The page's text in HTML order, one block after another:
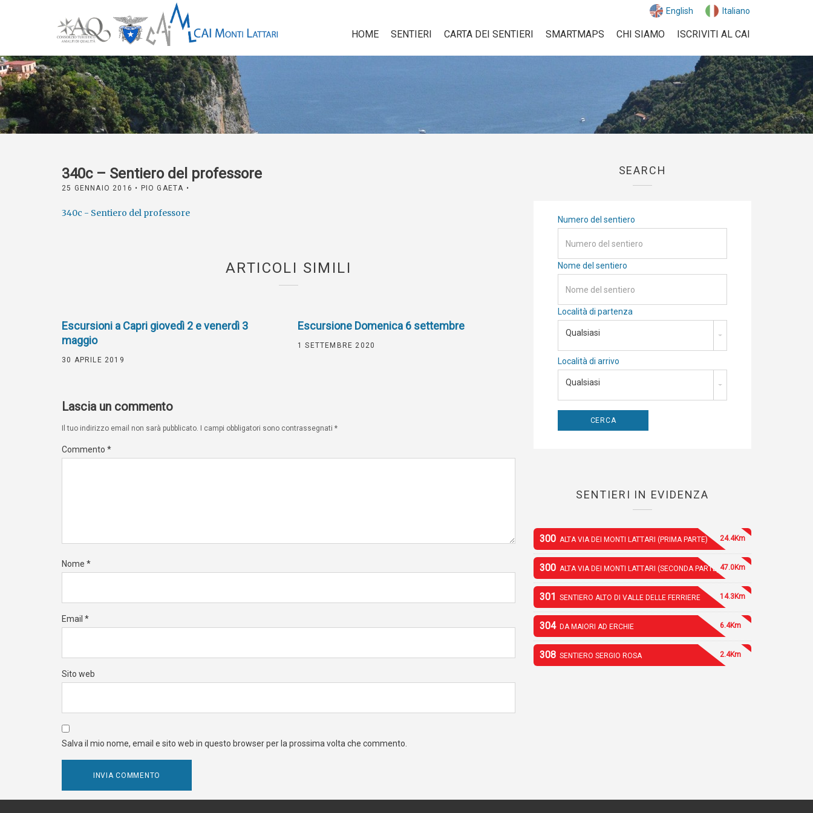
English Italiano
HOME SENTIERI CARTA DEI SENTIERI SMARTMAPS CHI SIAMO ISCRIVITI AL CAI
340c – Sentiero del professore
25 GENNAIO 2016 • PIO GAETA •
340c - Sentiero del professore
ARTICOLI SIMILI
Escursioni a Capri giovedì 2 e venerdì 3
maggio
30 APRILE 2019
Escursione Domenica 6 settembre
1 SETTEMBRE 2020
Lascia un commento
Il tuo indirizzo email non sarà pubblicato. I campi obbligatori sono contrassegnati *
Commento *
Nome *
Email *
Sito web
Salva il mio nome, email e sito web in questo browser per la prossima volta che commento.
SEARCH
Numero del sentiero
Nome del sentiero
Località di partenza
Qualsiasi
Località di arrivo
Qualsiasi
SENTIERI IN EVIDENZA
300 ALTA VIA DEI MONTI LATTARI (PRIMA PARTE) 24.4Km
300 ALTA VIA DEI MONTI LATTARI (SECONDA PARTE) 47.0Km
301 SENTIERO ALTO DI VALLE DELLE FERRIERE 14.3Km
304 DA MAIORI AD ERCHIE 6.4Km
308 SENTIERO SERGIO ROSA 2.4Km